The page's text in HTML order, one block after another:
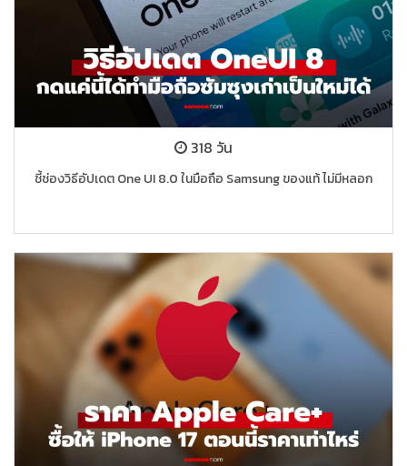
318 วัน
ชี้ช่องวิธีอัปเดต One UI 8.0 ในมือถือ Samsung ของแท้ ไม่มีหลอก